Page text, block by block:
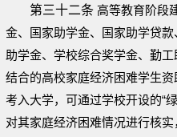
第三十二条 高等教育阶段
金、国家助学金、国家助学贷
助学金、学校综合奖学金、勤
结合的高校家庭经济困难学生
考入大学，可通过学校开设的“
对其家庭经济困难情况进行核